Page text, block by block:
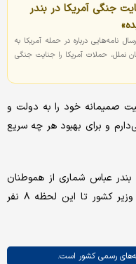
جنگی آمریکا در بندر
نامه‌هایی درباره در حمله آمریکا به
نملل، حملات آمریکا را جنایت جنگی
صمیمانه خود را به دولت و
و برای بهبود هر چه سریع
عباس شماری از هموطنان
جان باخته و زخمی شدند که طبق اعلام وزیر کشور تا این لحظه ۸ نفر
رسمی کشور است.